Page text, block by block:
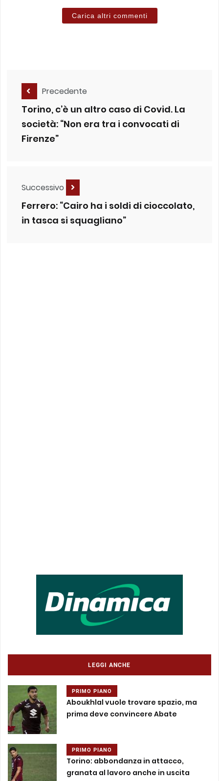
Carica altri commenti
Precedente
Torino, c’è un altro caso di Covid. La
società: “Non era tra i convocati di
Firenze”
Successivo
Ferrero: “Cairo ha i soldi di cioccolato,
in tasca si squagliano”
LEGGI ANCHE
PRIMO PIANO
Aboukhlal vuole trovare spazio, ma
prima deve convincere Abate
PRIMO PIANO
Torino: abbondanza in attacco,
granata al lavoro anche in uscita